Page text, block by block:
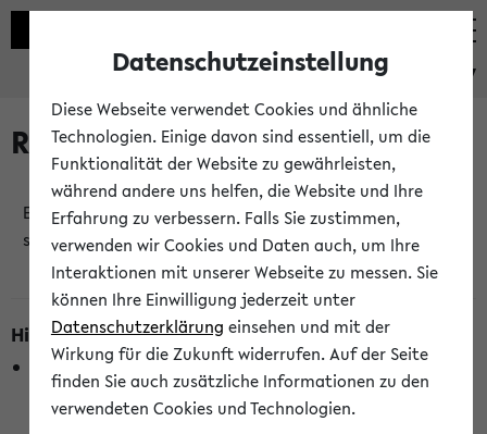
eKVV
Raumänderungen
Es wurden keine Raumänderungen an jetzt
stattfindenden Veranstaltungen gefunden!
Hinweise zur Liste der Raumänderungen
In dieser Liste werden nur Veranstaltungstermine
berücksichtigt, die gerade oder innerhalb der nächsten 2
Stunden stattfinden. Berücksichtigt werden nur Termine,
Datenschutzeinstellung
Diese Webseite verwendet Cookies und ähnliche
Technologien. Einige davon sind essentiell, um die
Funktionalität der Website zu gewährleisten,
während andere uns helfen, die Website und Ihre
Erfahrung zu verbessern. Falls Sie zustimmen,
verwenden wir Cookies und Daten auch, um Ihre
Interaktionen mit unserer Webseite zu messen. Sie
können Ihre Einwilligung jederzeit unter
Datenschutzerklärung einsehen und mit der
Wirkung für die Zukunft widerrufen. Auf der Seite
finden Sie auch zusätzliche Informationen zu den
verwendeten Cookies und Technologien.